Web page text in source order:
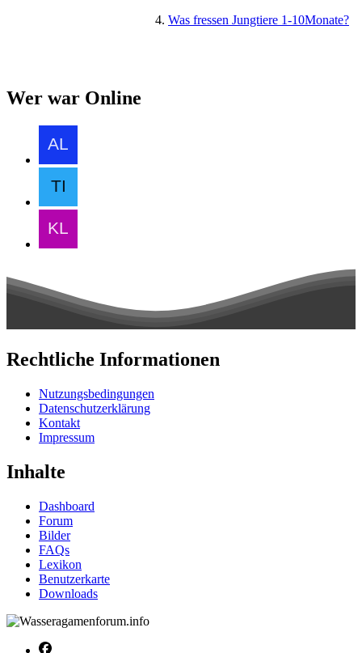
Was fressen Jungtiere 1-10Monate?
Wer war Online
Rechtliche Informationen
Nutzungsbedingungen
Datenschutzerklärung
Kontakt
Impressum
Inhalte
Dashboard
Forum
Bilder
FAQs
Lexikon
Benutzerkarte
Downloads